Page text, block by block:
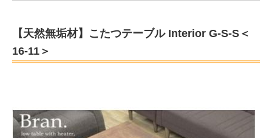
【天然無垢材】こたつテーブル Interior G-S-S＜
16-11＞